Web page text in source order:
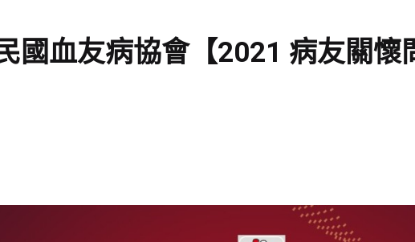
國血友病協會【2021 病友關懷